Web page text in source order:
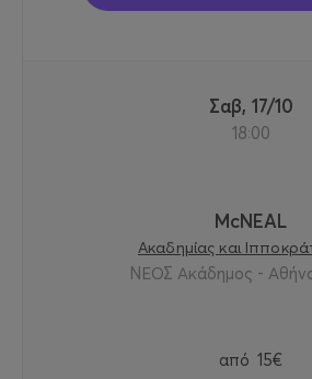
Σαβ, 17/10
18:00
McNEAL
Ακαδημίας και
ΝΕΟΣ Ακάδημος -
από 15€